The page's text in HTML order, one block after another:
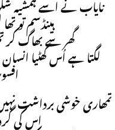
نایاب نے اسے ہمشیہ
ہینڈسم تو
گھر سے بھاگ
لگتا ہے اُس گھٹیا
تمھاری خوشی برداشت
اس کی